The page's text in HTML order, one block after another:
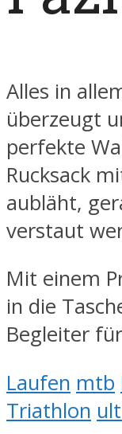
Alles in
überzeugt
perfekte
Rucksack
aubläht,
verstaut
Mit einem
in die
Begleiter
Laufen mtb
Triathlon